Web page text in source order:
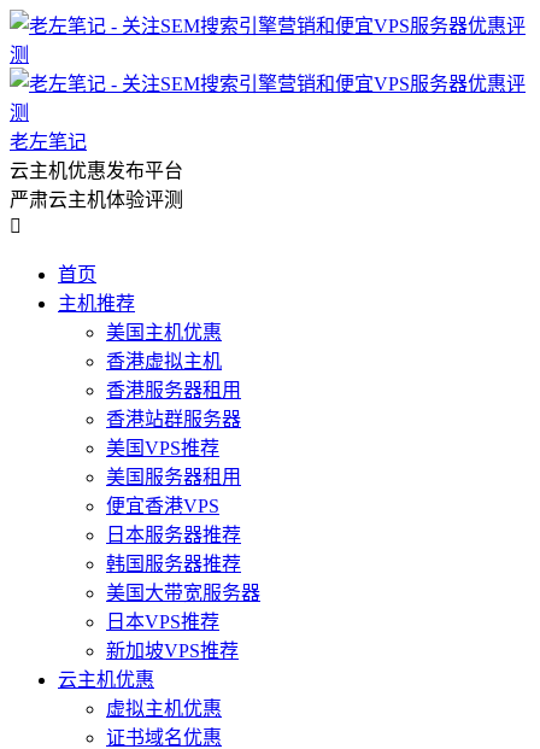
老左笔记
云主机优惠发布平台
严肃云主机体验评测

首页
主机推荐
美国主机优惠
香港虚拟主机
香港服务器租用
香港站群服务器
美国VPS推荐
美国服务器租用
便宜香港VPS
日本服务器推荐
韩国服务器推荐
美国大带宽服务器
日本VPS推荐
新加坡VPS推荐
云主机优惠
虚拟主机优惠
证书域名优惠